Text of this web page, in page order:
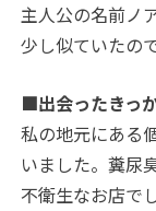
主人公の名前ノ
少し似ていたの
■出会ったきっ
私の地元にある
いました。糞尿
不衛生なお店で